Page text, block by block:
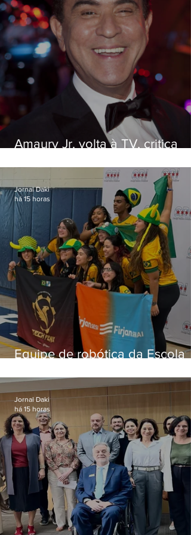
Amaury Jr. volta à TV, critica
viraram colunistas de si
Equipe de robótica da Escola
prêmio internacional nos EUA
Jornal Daki
há 15 horas
Jornal Daki
há 15 horas